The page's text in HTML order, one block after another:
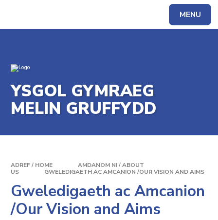
MENU
YSGOL GYMRAEG
MELIN GRUFFYDD
ADREF / HOME
AMDANOM NI / ABOUT
US
GWELEDIGAETH AC AMCANION /OUR VISION AND AIMS
Gweledigaeth ac Amcanion
/Our Vision and Aims